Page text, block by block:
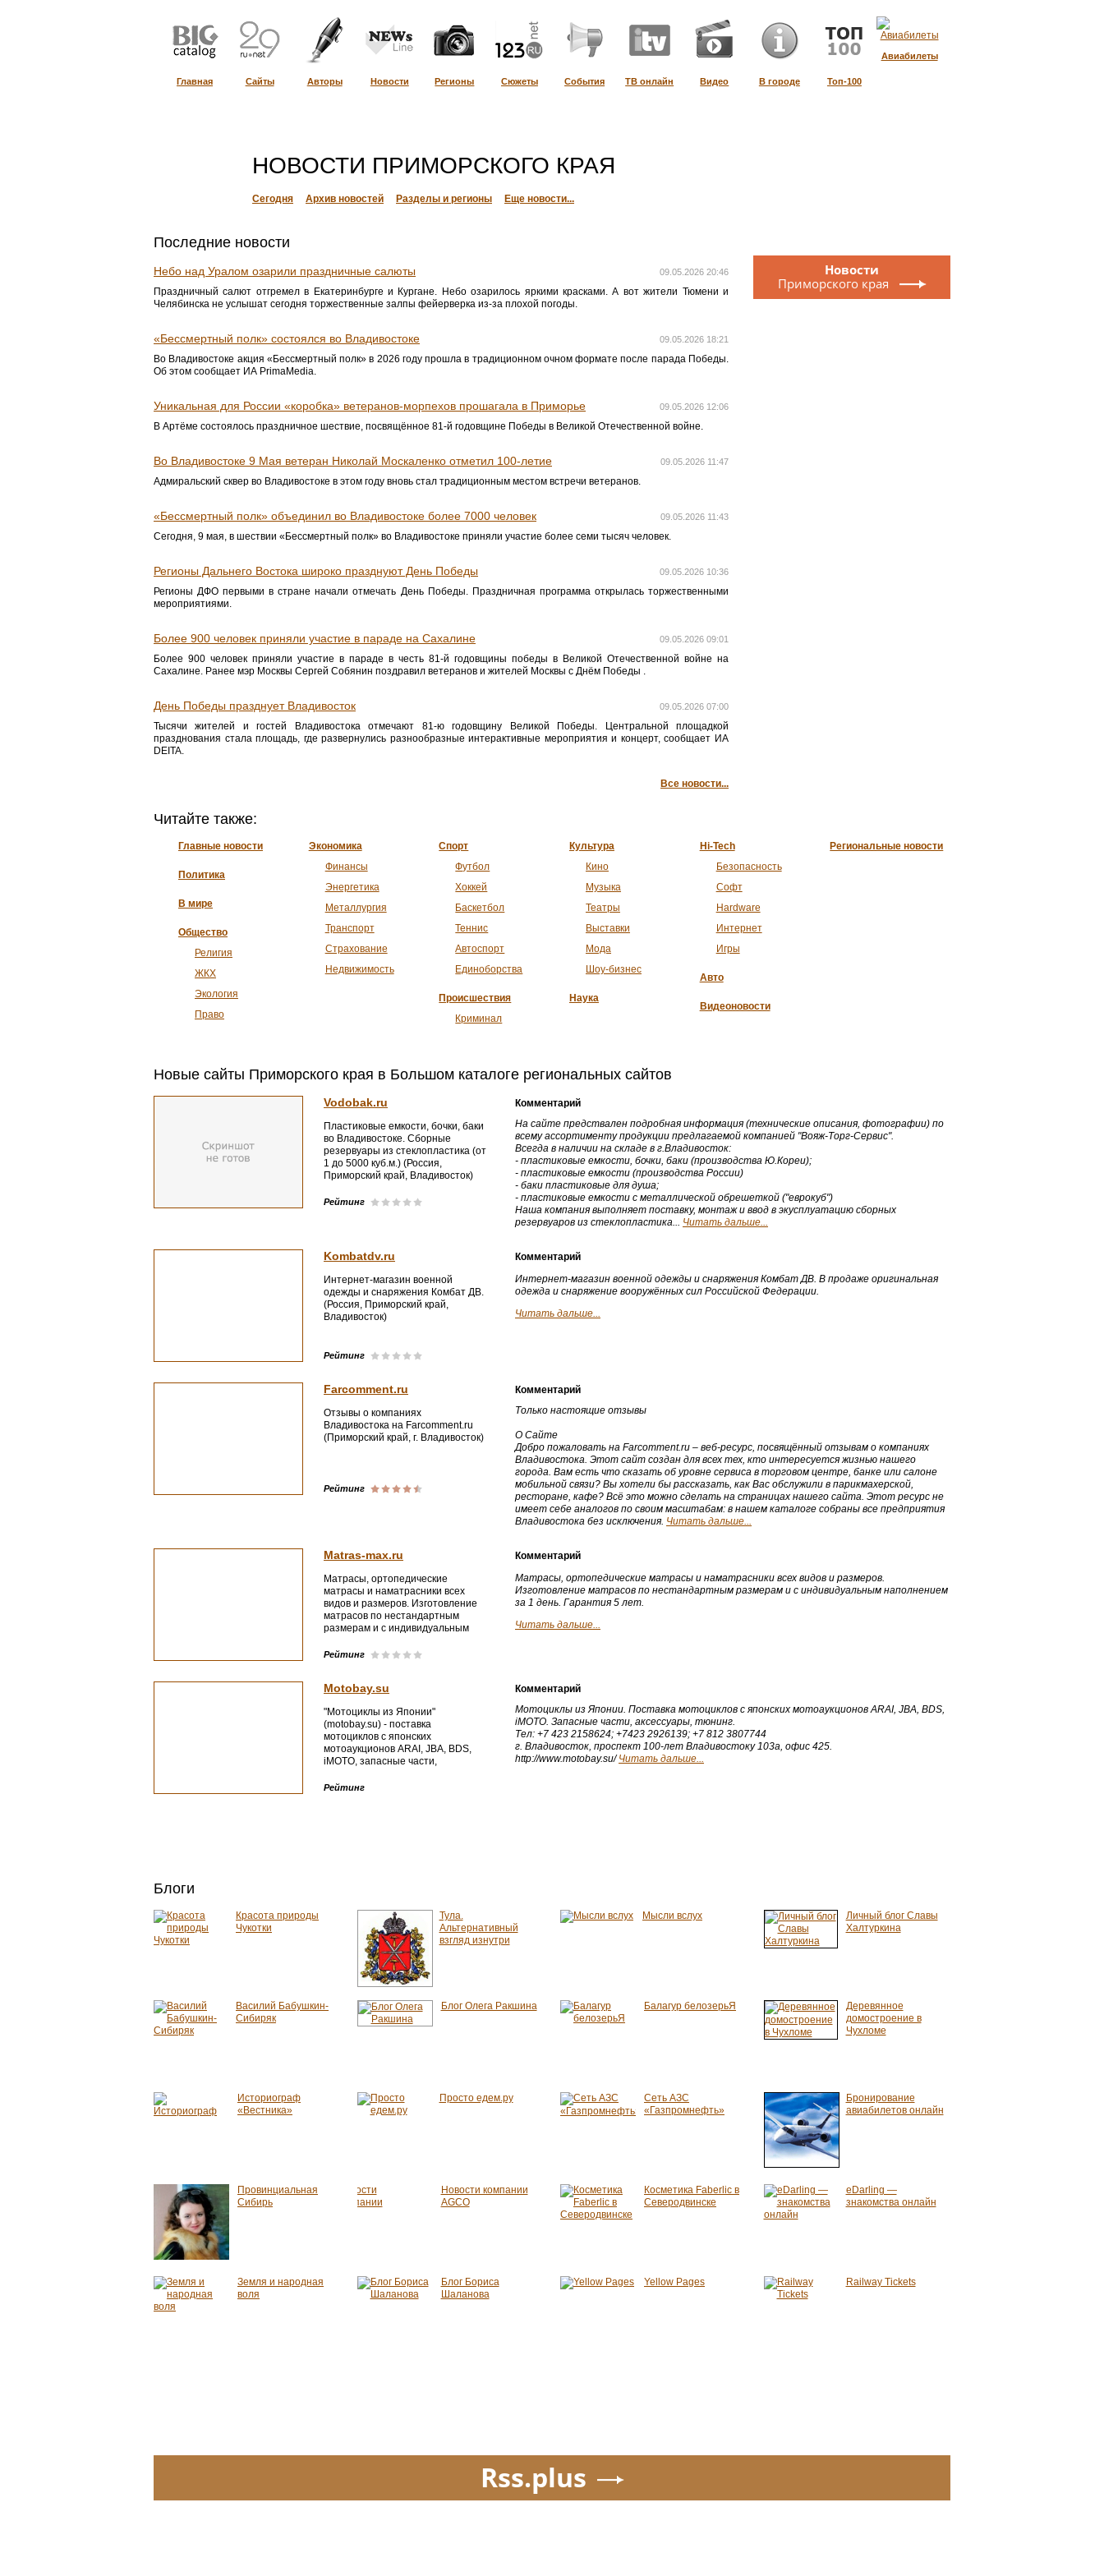
Главная Сайты Авторы Новости Регионы Сюжеты События ТВ онлайн Видео В городе Топ-100
Авиабилеты
НОВОСТИ ПРИМОРСКОГО КРАЯ
Сегодня Архив новостей Разделы и регионы Еще новости...
Последние новости
09.05.2026 20:46
Небо над Уралом озарили праздничные салюты
Праздничный салют отгремел в Екатеринбурге и Кургане. Небо озарилось яркими красками. А вот жители Тюмени и
Челябинска не услышат сегодня торжественные залпы фейерверка из-за плохой погоды.
09.05.2026 18:21
«Бессмертный полк» состоялся во Владивостоке
Во Владивостоке акция «Бессмертный полк» в 2026 году прошла в традиционном очном формате после парада Победы.
Об этом сообщает ИА PrimaMedia.
09.05.2026 12:06
Уникальная для России «коробка» ветеранов-морпехов прошагала в Приморье
В Артёме состоялось праздничное шествие, посвящённое 81-й годовщине Победы в Великой Отечественной войне.
09.05.2026 11:47
Во Владивостоке 9 Мая ветеран Николай Москаленко отметил 100-летие
Адмиральский сквер во Владивостоке в этом году вновь стал традиционным местом встречи ветеранов.
09.05.2026 11:43
«Бессмертный полк» объединил во Владивостоке более 7000 человек
Сегодня, 9 мая, в шествии «Бессмертный полк» во Владивостоке приняли участие более семи тысяч человек.
09.05.2026 10:36
Регионы Дальнего Востока широко празднуют День Победы
Регионы ДФО первыми в стране начали отмечать День Победы. Праздничная программа открылась торжественными
мероприятиями.
09.05.2026 09:01
Более 900 человек приняли участие в параде на Сахалине
Более 900 человек приняли участие в параде в честь 81-й годовщины победы в Великой Отечественной войне на
Сахалине. Ранее мэр Москвы Сергей Собянин поздравил ветеранов и жителей Москвы с Днём Победы .
09.05.2026 07:00
День Победы празднует Владивосток
Тысячи жителей и гостей Владивостока отмечают 81-ю годовщину Великой Победы. Центральной площадкой
празднования стала площадь, где развернулись разнообразные интерактивные мероприятия и концерт, сообщает ИА
DEITA.
Все новости...
Новости
Приморского края
Читайте также:
Главные новости
Политика
В мире
Общество
Религия
ЖКХ
Экология
Право
Экономика
Финансы
Энергетика
Металлургия
Транспорт
Страхование
Недвижимость
Спорт
Футбол
Хоккей
Баскетбол
Теннис
Автоспорт
Единоборства
Происшествия
Криминал
Культура
Кино
Музыка
Театры
Выставки
Мода
Шоу-бизнес
Наука
Hi-Tech
Безопасность
Софт
Hardware
Интернет
Игры
Авто
Видеоновости
Региональные новости
Новые сайты Приморского края в Большом каталоге региональных сайтов
Vodobak.ru
Пластиковые емкости, бочки, баки
во Владивостоке. Сборные
резервуары из стеклопластика (от
1 до 5000 куб.м.) (Россия,
Приморский край, Владивосток)
Рейтинг
Комментарий
На сайте предствален подробная информация (технические описания, фотографии) по
всему ассортименту продукции предлагаемой компанией "Вояж-Торг-Сервис".
Всегда в наличии на складе в г.Владивосток:
- пластиковые емкости, бочки, баки (производства Ю.Кореи);
- пластиковые емкости (производства России)
- баки пластиковые для душа;
- пластиковые емкости с металлической обрешеткой ("еврокуб")
Наша компания выполняет поставку, монтаж и ввод в экусплуатацию сборных
резервуаров из стеклопластика... Читать дальше...
Kombatdv.ru
Интернет-магазин военной
одежды и снаряжения Комбат ДВ.
(Россия, Приморский край,
Владивосток)
Рейтинг
Комментарий
Интернет-магазин военной одежды и снаряжения Комбат ДВ. В продаже оригинальная
одежда и снаряжение вооружённых сил Российской Федерации.
Читать дальше...
Farcomment.ru
Отзывы о компаниях
Владивостока на Farcomment.ru
(Приморский край, г. Владивосток)
Рейтинг
Комментарий
Только настоящие отзывы
О Сайте
Добро пожаловать на Farcomment.ru – веб-ресурс, посвящённый отзывам о компаниях
Владивостока. Этот сайт создан для всех тех, кто интересуется жизнью нашего
города. Вам есть что сказать об уровне сервиса в торговом центре, банке или салоне
мобильной связи? Вы хотели бы рассказать, как Вас обслужили в парикмахерской,
ресторане, кафе? Всё это можно сделать на страницах нашего сайта. Этот ресурс не
имеет себе аналогов по своим масштабам: в нашем каталоге собраны все предприятия
Владивостока без исключения. Читать дальше...
Matras-max.ru
Матрасы, ортопедические
матрасы и наматрасники всех
видов и размеров. Изготовление
матрасов по нестандартным
размерам и с индивидуальным
5 лет. (Россия, Приморский край,
Рейтинг
Комментарий
Матрасы, ортопедические матрасы и наматрасники всех видов и размеров.
Изготовление матрасов по нестандартным размерам и с индивидуальным наполнением
за 1 день. Гарантия 5 лет.
Читать дальше...
Motobay.su
"Мотоциклы из Японии"
(motobay.su) - поставка
мотоциклов с японских
мотоаукционов ARAI, JBA, BDS,
iMOTO, запасные части,
край, г. Владивосток, проспект 100-
Рейтинг
Комментарий
Мотоциклы из Японии. Поставка мотоциклов с японских мотоаукционов ARAI, JBA, BDS,
iMOTO. Запасные части, аксессуары, тюнинг.
Тел: +7 423 2158624; +7423 2926139; +7 812 3807744
г. Владивосток, проспект 100-лет Владивостоку 103а, офис 425.
http://www.motobay.su/Читать дальше...
Блоги
Красота природы
Чукотки
Тула.
Альтернативный
взгляд изнутри
Мысли вслух
Личный блог Славы
Халтуркина
Василий Бабушкин-
Сибиряк
Блог Олега Ракшина Балагур белозерьЯ
Деревянное
домостроение в
Чухломе
Историограф
«Вестника»
Просто едем.ру
Сеть АЗС
«Газпромнефть»
Бронирование
авиабилетов онлайн
Провинциальная
Сибирь
Новости компании
AGCO
Косметика Faberlic в
Северодвинске
eDarling —
знакомства онлайн
Земля и народная
воля
Блог Бориса
Шаланова
Yellow Pages Railway Tickets
Rss.plus